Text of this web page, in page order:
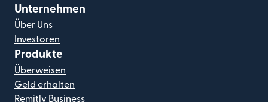
Unternehmen
Über Uns
Investoren
Produkte
Überweisen
Geld erhalten
Remitly Business